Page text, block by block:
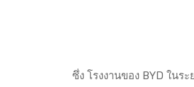
ซึ่ง โรงงานของ BYD ใน